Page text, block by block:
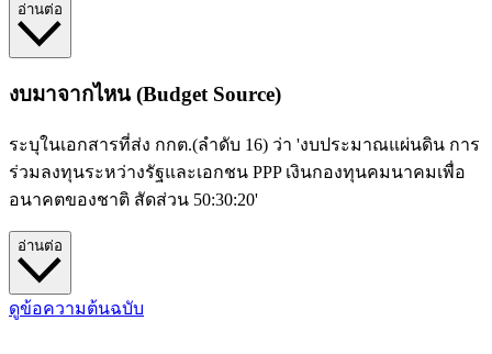
อ่านต่อ
งบมาจากไหน (Budget Source)
ระบุในเอกสารที่ส่ง กกต.(ลำดับ 16) ว่า 'งบประมาณแผ่นดิน การ
ร่วมลงทุนระหว่างรัฐและเอกชน PPP เงินกองทุนคมนาคมเพื่อ
อนาคตของชาติ สัดส่วน 50:30:20'
อ่านต่อ
ดูข้อความต้นฉบับ